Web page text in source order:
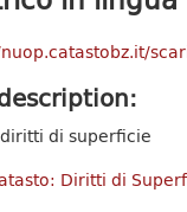
scarico-catasto-
di superficie
Diritti di